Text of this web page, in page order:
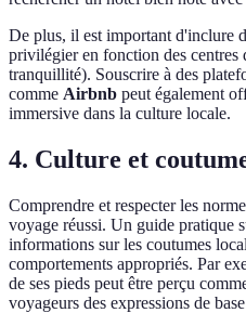
De plus, il est important d'inclure
privilégier en fonction des centres
tranquillité). Souscrire à des
comme Airbnb peut également
immersive dans la culture locale.
4. Culture et
Comprendre et respecter les
voyage réussi. Un guide pratique
informations sur les coutumes
comportements appropriés. Par
de ses pieds peut être perçu
voyageurs des expressions de